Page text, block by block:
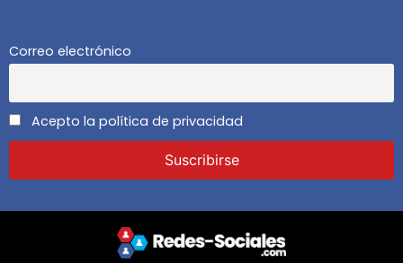
Correo electrónico
Acepto la política de privacidad